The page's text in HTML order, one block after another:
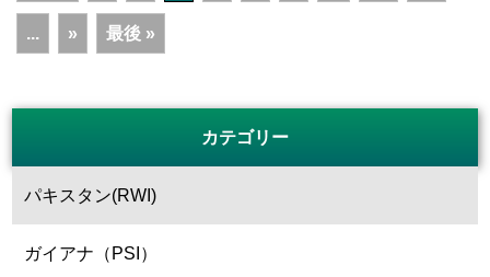
... » 最後 »
カテゴリー
パキスタン(RWI)
ガイアナ（PSI）